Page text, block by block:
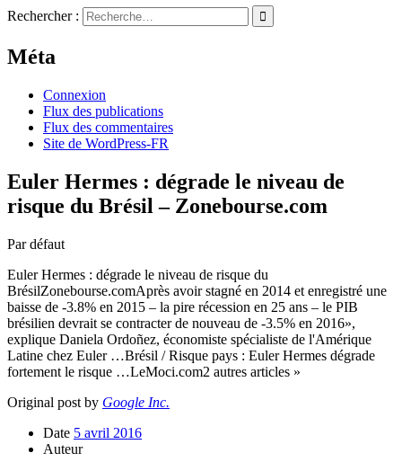
Rechercher :
Méta
Connexion
Flux des publications
Flux des commentaires
Site de WordPress-FR
Euler Hermes : dégrade le niveau de
risque du Brésil – Zonebourse.com
Par défaut
Euler Hermes : dégrade le niveau de risque du
BrésilZonebourse.comAprès avoir stagné en 2014 et enregistré une
baisse de -3.8% en 2015 – la pire récession en 25 ans – le PIB
brésilien devrait se contracter de nouveau de -3.5% en 2016»,
explique Daniela Ordoñez, économiste spécialiste de l'Amérique
Latine chez Euler …Brésil / Risque pays : Euler Hermes dégrade
fortement le risque …LeMoci.com2 autres articles »
Original post by Google Inc.
Date 5 avril 2016
Auteur